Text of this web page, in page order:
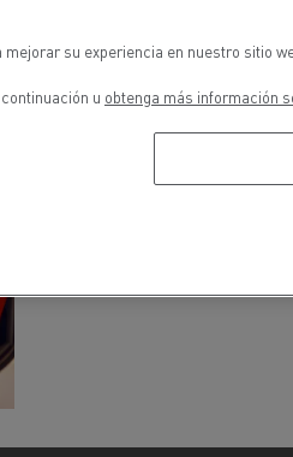
su experiencia en nuestro sitio
u obtenga más información